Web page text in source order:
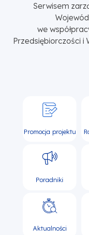
Serwisem
we
Przedsiębiorczości i
Promocja projektu
Poradniki
Aktualności